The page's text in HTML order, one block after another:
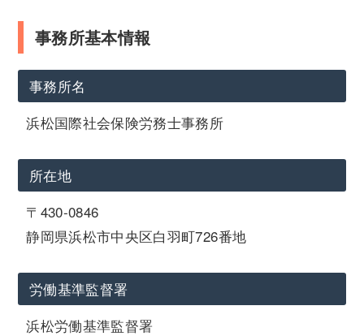
事務所基本情報
事務所名
浜松国際社会保険労務士事務所
所在地
〒430-0846
静岡県浜松市中央区白羽町726番地
労働基準監督署
浜松労働基準監督署